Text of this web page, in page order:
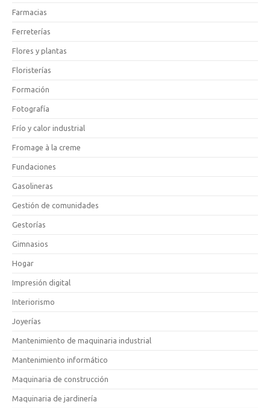
Farmacias
Ferreterías
Flores y plantas
Floristerías
Formación
Fotografía
Frío y calor industrial
Fromage à la creme
Fundaciones
Gasolineras
Gestión de comunidades
Gestorías
Gimnasios
Hogar
Impresión digital
Interiorismo
Joyerías
Mantenimiento de maquinaria industrial
Mantenimiento informático
Maquinaria de construcción
Maquinaria de jardinería